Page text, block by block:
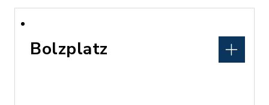
Bolzplatz